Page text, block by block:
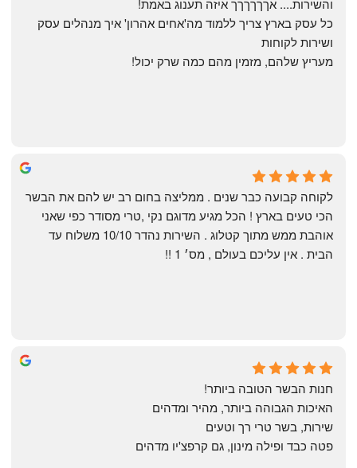
Shahaf Bendarker
6 months ago
והשירות.... אךךךךךך איזה תענוג באמת!
ושירות לקוחות
מעריץ שלהם, מזמין מהם כמה שרק יכול!
Annael Annael
9 months ago
הבית . אין עליכם בעולם , מס׳ 1 !!
חנות הבשר הטובה ביותר!
האיכות הגבוהה ביותר, מהיר ומדהים
שירות, בשר טרי רך וטעים
פטה כבד ופילה מינון, גם קרפצ'יו מדהים